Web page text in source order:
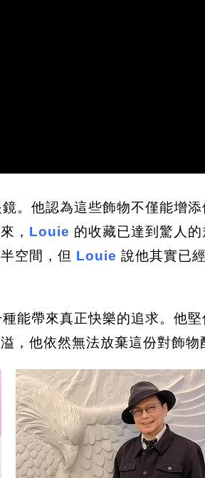
。他認為這些飾物不僅能增
， Louie 的收藏已達到驚人
空間，但 Louie 說他其實已
能帶來真正快樂的追求。他
，他依然無法放棄這份對飾物